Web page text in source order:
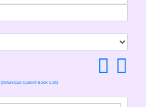
(Download Current Book List)